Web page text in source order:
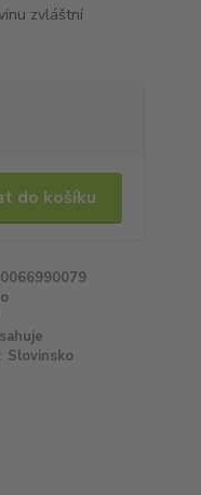
zvláštní
do košíku
Slovinsko